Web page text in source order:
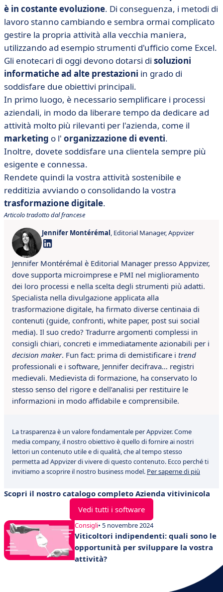
è in costante evoluzione. Di conseguenza, i metodi di
lavoro stanno cambiando e sembra ormai complicato
gestire la propria attività alla vecchia maniera,
utilizzando ad esempio strumenti d'ufficio come Excel.
Gli enotecari di oggi devono dotarsi di soluzioni
informatiche ad alte prestazioni in grado di
soddisfare due obiettivi principali.
In primo luogo, è necessario semplificare i processi
aziendali, in modo da liberare tempo da dedicare ad
attività molto più rilevanti per l'azienda, come il
marketing o l' organizzazione di eventi.
Inoltre, dovete soddisfare una clientela sempre più
esigente e connessa.
Rendete quindi la vostra attività sostenibile e
redditizia avviando o consolidando la vostra
trasformazione digitale.
Articolo tradotto dal francese
Jennifer Montérémal, Editorial Manager, Appvizer
Jennifer Montérémal è Editorial Manager presso Appvizer,
dove supporta microimprese e PMI nel miglioramento
dei loro processi e nella scelta degli strumenti più adatti.
Specialista nella divulgazione applicata alla
trasformazione digitale, ha firmato diverse centinaia di
contenuti (guide, confronti, white paper, post sui social
media). Il suo credo? Tradurre argomenti complessi in
consigli chiari, concreti e immediatamente azionabili per i
decision maker. Fun fact: prima di demistificare i trend
professionali e i software, Jennifer decifrava… registri
medievali. Medievista di formazione, ha conservato lo
stesso senso del rigore e dell’analisi per restituire le
informazioni in modo affidabile e comprensibile.
La trasparenza è un valore fondamentale per Appvizer. Come
media company, il nostro obiettivo è quello di fornire ai nostri
lettori un contenuto utile e di qualità, che al tempo stesso
permetta ad Appvizer di vivere di questo contenuto. Ecco perché ti
invitiamo a scoprire il nostro business model. Per saperne di più
Scopri il nostro catalogo completo Azienda vitivinicola
Vedi tutti i software
Consigli• 5 novembre 2024
Viticoltori indipendenti: quali sono le
opportunità per sviluppare la vostra
attività?